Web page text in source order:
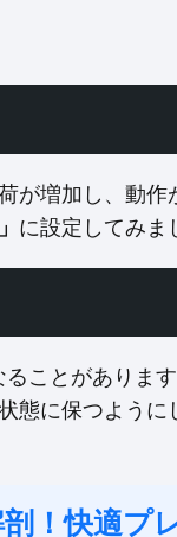
が増加し、動
に設定してみま
ことがあります
態に保つように
！快適プ